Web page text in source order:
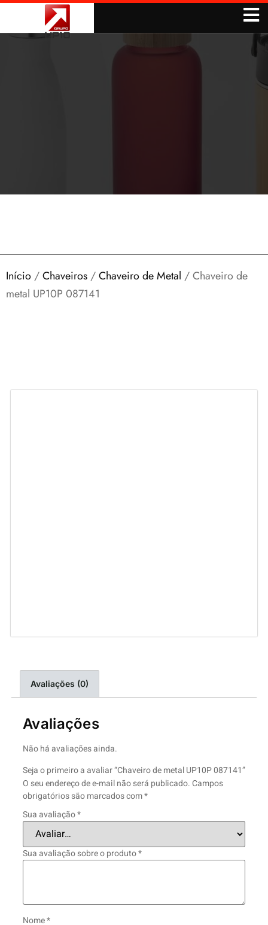
Início /Chaveiros /Chaveiro de Metal / Chaveiro de
metal UP10P 087141
Avaliações (0)
Avaliações
Não há avaliações ainda.
Seja o primeiro a avaliar “Chaveiro de metal UP10P 087141”
O seu endereço de e-mail não será publicado.Campos
obrigatórios são marcados com*
Sua avaliação*
Sua avaliação sobre o produto*
Nome*